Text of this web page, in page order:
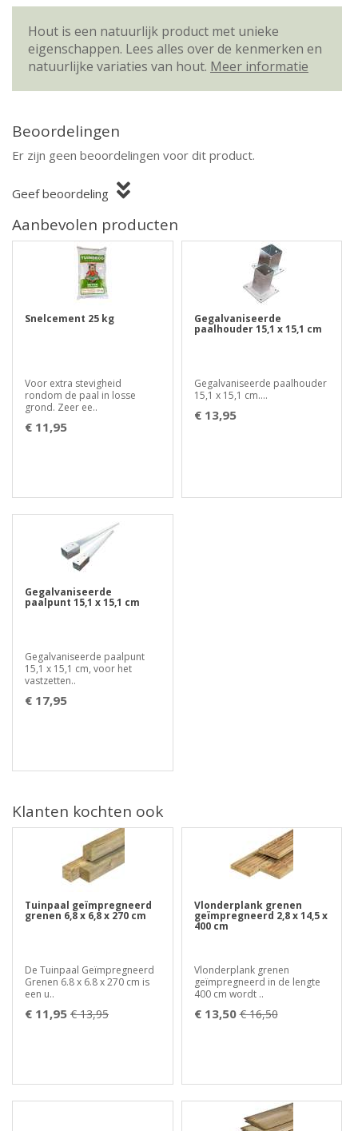
Hout is een natuurlijk product met unieke
eigenschappen. Lees alles over de kenmerken en
natuurlijke variaties van hout. Meer informatie
Beoordelingen
Er zijn geen beoordelingen voor dit product.
Geef beoordeling
Aanbevolen producten
Snelcement 25 kg
Voor extra stevigheid
rondom de paal in losse
grond. Zeer ee..
€ 11,95
Gegalvaniseerde
paalhouder 15,1 x 15,1 cm
Gegalvaniseerde paalhouder
15,1 x 15,1 cm....
€ 13,95
Gegalvaniseerde
paalpunt 15,1 x 15,1 cm
Gegalvaniseerde paalpunt
15,1 x 15,1 cm, voor het
vastzetten..
€ 17,95
Klanten kochten ook
Tuinpaal geïmpregneerd
grenen 6,8 x 6,8 x 270 cm
De Tuinpaal Geïmpregneerd
Grenen 6.8 x 6.8 x 270 cm is
een u..
€ 11,95 € 13,95
Vlonderplank grenen
geïmpregneerd 2,8 x 14,5 x
400 cm
Vlonderplank grenen
geïmpregneerd in de lengte
400 cm wordt ..
€ 13,50 € 16,50